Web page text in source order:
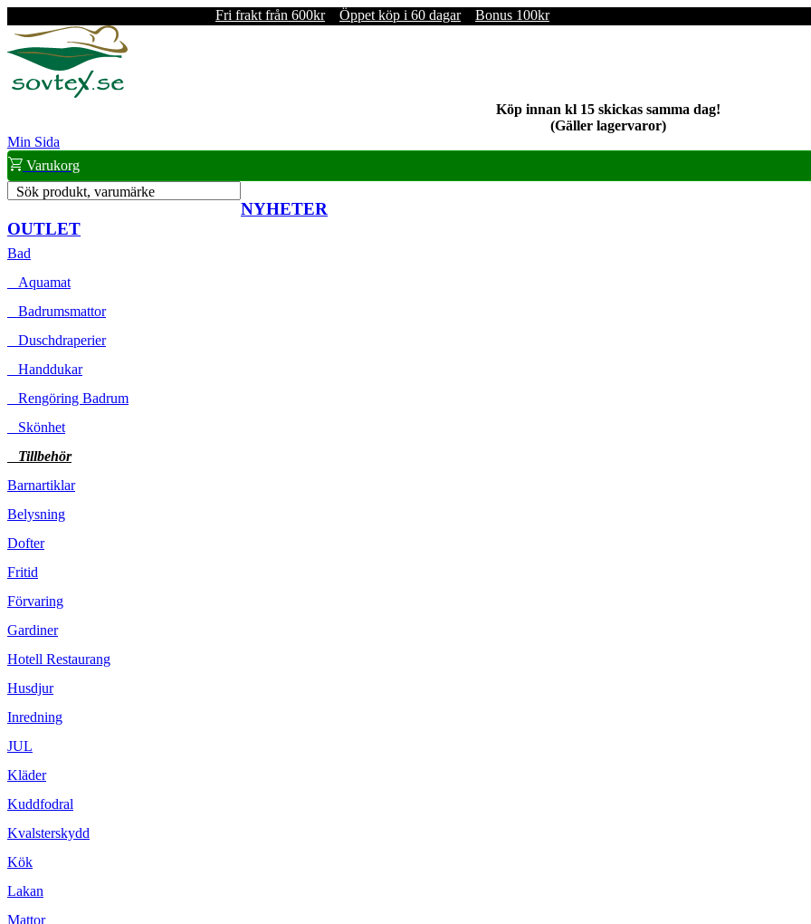
Fri frakt från 600kr Öppet köp i 60 dagar Bonus 100kr
Köp innan kl 15 skickas samma dag!
(Gäller lagervaror)
Min Sida
Varukorg
Sök produkt, varumärke
NYHETER
OUTLET
Bad
Aquamat
Badrumsmattor
Duschdraperier
Handdukar
Rengöring Badrum
Skönhet
Tillbehör
Barnartiklar
Belysning
Dofter
Fritid
Förvaring
Gardiner
Hotell Restaurang
Husdjur
Inredning
JUL
Kläder
Kuddfodral
Kvalsterskydd
Kök
Lakan
Mattor